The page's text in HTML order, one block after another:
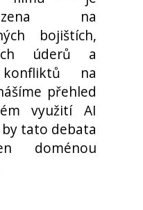
na
bojištích,
úderů a
na
přehled
využití AI
tato debata
doménou